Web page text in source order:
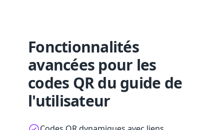
Fonctionnalités
avancées pour les
codes QR du guide de
l'utilisateur